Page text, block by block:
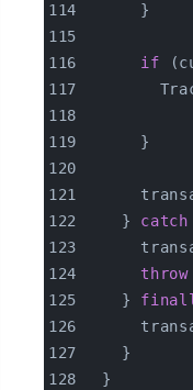
      }
if
      }
    }
catch
throw
    }
    }
  }